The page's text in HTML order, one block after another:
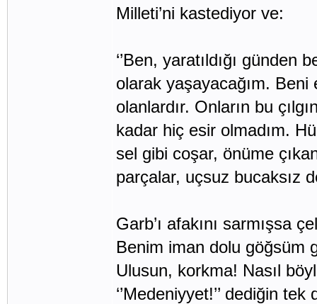
Milleti’ni kastediyor ve:
‘’Ben, yaratıldığı
olarak yaşayacağım. Beni
olanlardır. Onların bu
kadar hiç esir olmadım.
sel gibi coşar, önüme
parçalar, uçsuz bucaksız
Garb’ı afakını sarmışsa
Benim iman dolu göğsüm
Ulusun, korkma! Nasıl
‘’Medeniyyet!’’ dediğin